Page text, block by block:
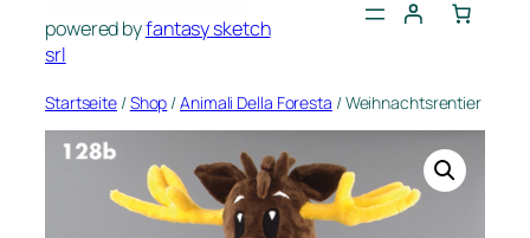
powered byfantasy sketch
srl
Startseite /Shop /Animali Della Foresta / Weihnachtsrentier